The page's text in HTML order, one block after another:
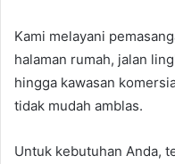
Kami melayani
halaman rumah, jalan
hingga kawasan
tidak mudah amblas.
Untuk kebutuhan Anda,